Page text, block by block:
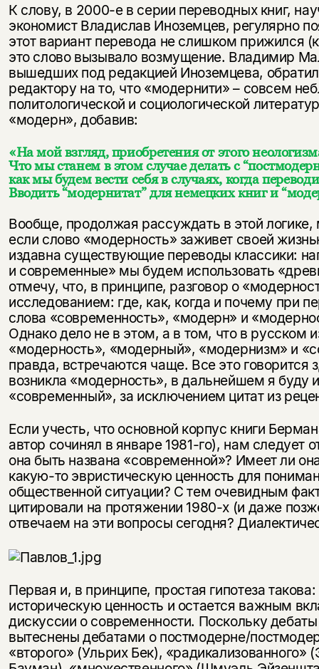
К слову, в 2000-е в серии переводных книг,
экономист Владислав Иноземцев, регулярно
этот вариант перевода не слишком прижился
это слово вызывало возмущение. Владимир
вышедших под редакцией Иноземцева,
редактору на то, что «модернити» – совсем
политологической и социологической
«модерн», добавив:
«На мой взгляд, приобретения от этого
Что мы станем в этом случае делать с
как мы будем вести себя в случаях, когда
Вводить “модернитат” для немецких книг и
Вообще, продолжая рассуждать в этой
если слово «модерность» заживет своей
издавна существующие переводы классики:
и современные» мы будем использовать
отмечу, что, в принципе, разговор о
исследованием: где, как, когда и почему при
слова «современность», «модерн» и
Однако дело не в этом, а в том, что в русском
«модерность», «модерный», «модернизм» и
правда, встречаются чаще. Все это говорится
возникла «модерность», в дальнейшем я буду
«современный», за исключением цитат из
Если учесть, что основной корпус книги
автор сочинял в январе 1981-го), нам следует
она быть названа «современной»? Имеет ли
какую-то эвристическую ценность для
общественной ситуации? С тем очевидным
цитировали на протяжении 1980-х (и даже
отвечаем на эти вопросы сегодня?
Первая и, в принципе, простая гипотеза
историческую ценность и остается важным
дискуссии о современности. Поскольку
вытеснены дебатами о постмодерне/
«второго» (Ульрих Бек), «радикализованного»